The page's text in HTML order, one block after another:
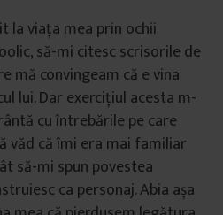
la viața mea prin ochii
să-mi citesc scrisorile de
mă convingeam că e vina
lui. Dar exercițiul acesta m-
cu întrebările pe care
văd că îmi era mai familiar
să-mi spun povestea
ca personaj. Abia așa